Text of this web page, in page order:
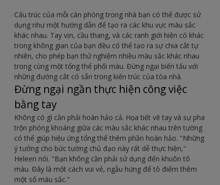
Cấu trúc của mỗi căn phòng trong nhà bạn có thể được sử
dụng như một hướng dẫn để tạo ra các khu vực màu sắc
khác nhau. Tay vịn, cầu thang, và các ranh giới hiện có khác
trong không gian của bạn đều có thể tạo ra sự chia cắt tự
nhiên, cho phép bạn thử nghiệm nhiều màu sắc khác nhau
trong cùng một tổng thể phối màu. Đừng ngại biến tấu với
những đường cắt có sẵn trong kiến trúc của tòa nhà.
Đừng ngại ngần thực hiện công việc
bằng tay
Không có gì cần phải hoàn hảo cả. Họa tiết vẽ tay và sự pha
trộn phóng khoáng giữa các màu sắc khác nhau trên tường
có thể giúp hiệu ứng tổng thể thêm phần hoàn hảo. "Những
ý tưởng cho bức tường chủ đạo này rất dễ thực hiện,"
Heleen nói. "Bạn không cần phải sử dụng đến khuôn tô
màu. Đây là một cách vui vẻ, ngẫu hứng để tô điểm thêm
một số màu sắc."